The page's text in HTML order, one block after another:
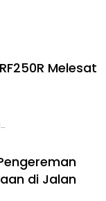
Melesat
di Jalan